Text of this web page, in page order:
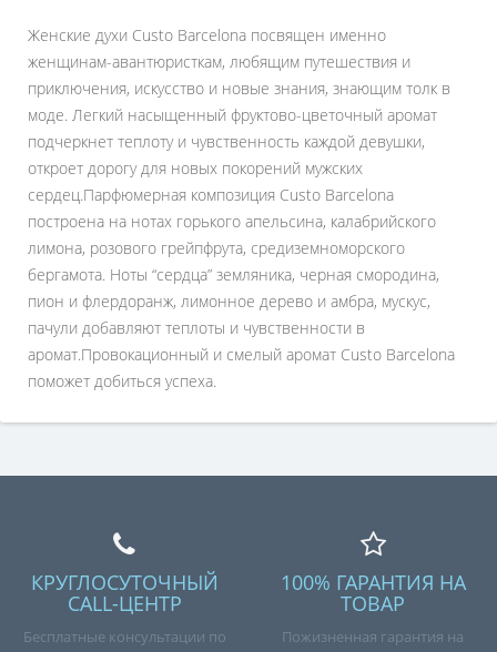
Женские духи Custo Barcelona посвящен именно
женщинам-авантюристкам, любящим путешествия и
приключения, искусство и новые знания, знающим толк в
моде. Легкий насыщенный фруктово-цветочный аромат
подчеркнет теплоту и чувственность каждой девушки,
откроет дорогу для новых покорений мужских
сердец.Парфюмерная композиция Custo Barcelona
построена на нотах горького апельсина, калабрийского
лимона, розового грейпфрута, средиземноморского
бергамота. Ноты “сердца” земляника, черная смородина,
пион и флердоранж, лимонное дерево и амбра, мускус,
пачули добавляют теплоты и чувственности в
аромат.Провокационный и смелый аромат Custo Barcelona
поможет добиться успеха.
КРУГЛОСУТОЧНЫЙ
CALL-ЦЕНТР
Бесплатные консультации по
100% ГАРАНТИЯ НА
ТОВАР
Пожизненная гарантия на